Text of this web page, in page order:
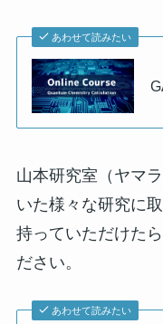
あわせて読みたい
山本研究室（ヤマ
いた様々な研究に
持っていただけた
ださい。
あわせて読みたい